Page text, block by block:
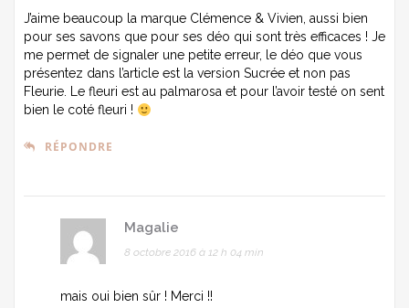
J’aime beaucoup la marque Clémence & Vivien, aussi bien
pour ses savons que pour ses déo qui sont très efficaces ! Je
me permet de signaler une petite erreur, le déo que vous
présentez dans l’article est la version Sucrée et non pas
Fleurie. Le fleuri est au palmarosa et pour l’avoir testé on sent
bien le coté fleuri !
RÉPONDRE
Magalie
8 octobre 2016 à 12 h 04 min
mais oui bien sûr ! Merci !!